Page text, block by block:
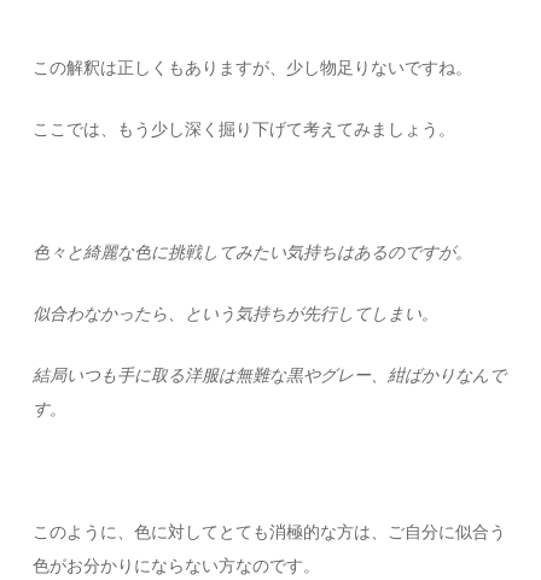
この解釈は正しくもありますが、少し物足りないですね。
ここでは、もう少し深く掘り下げて考えてみましょう。
色々と綺麗な色に挑戦してみたい気持ちはあるのですが。
似合わなかったら、という気持ちが先行してしまい。
結局いつも手に取る洋服は無難な黒やグレー、紺ばかりなんで
す。
このように、色に対してとても消極的な方は、ご自分に似合う
色がお分かりにならない方なのです。